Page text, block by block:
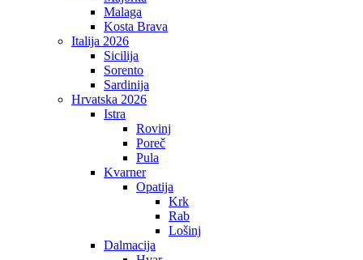
Malaga
Kosta Brava
Italija 2026
Sicilija
Sorento
Sardinija
Hrvatska 2026
Istra
Rovinj
Poreč
Pula
Kvarner
Opatija
Krk
Rab
Lošinj
Dalmacija